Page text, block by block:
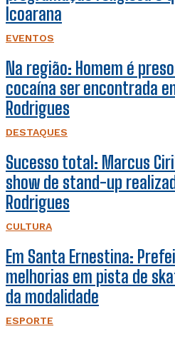
Icoarana
EVENTOS
Na região: Homem é
cocaína ser encontrada
Rodrigues
DESTAQUES
Sucesso total: Marcus
show de stand-up
Rodrigues
CULTURA
Em Santa Ernestina:
melhorias em pista de
da modalidade
ESPORTE